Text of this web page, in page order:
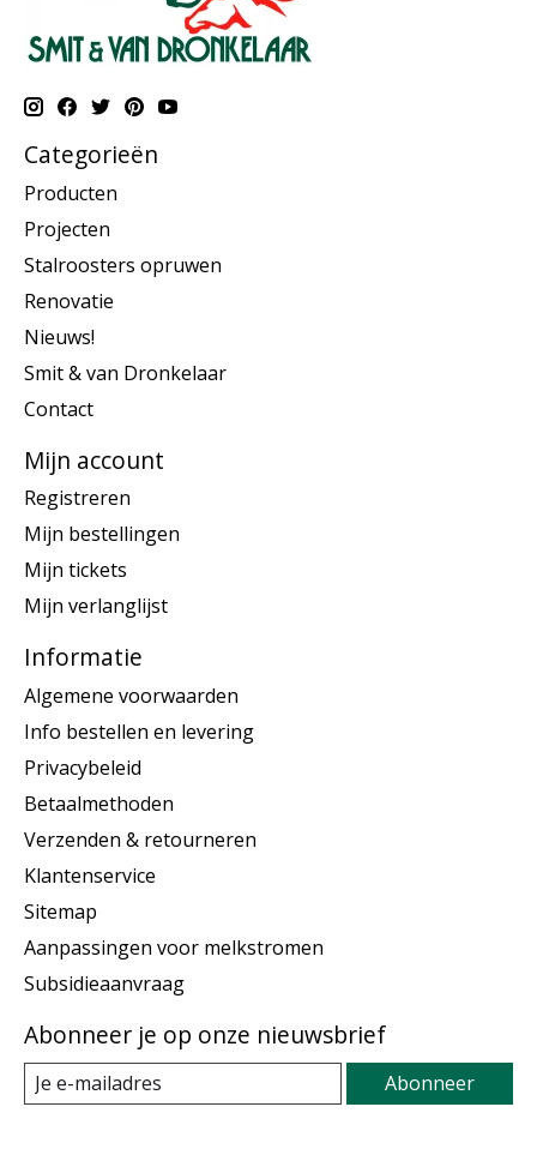
Categorieën
Producten
Projecten
Stalroosters opruwen
Renovatie
Nieuws!
Smit & van Dronkelaar
Contact
Mijn account
Registreren
Mijn bestellingen
Mijn tickets
Mijn verlanglijst
Informatie
Algemene voorwaarden
Info bestellen en levering
Privacybeleid
Betaalmethoden
Verzenden & retourneren
Klantenservice
Sitemap
Aanpassingen voor melkstromen
Subsidieaanvraag
Abonneer je op onze nieuwsbrief
Abonneer